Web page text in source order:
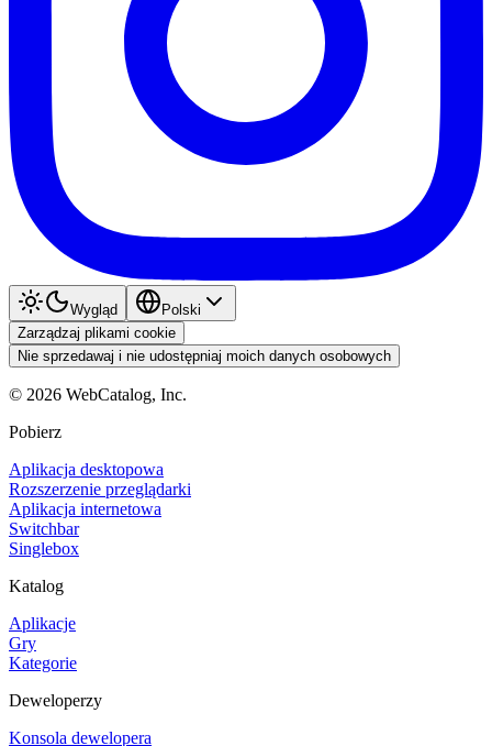
Wygląd
Polski
Zarządzaj plikami cookie
Nie sprzedawaj i nie udostępniaj moich danych osobowych
© 2026 WebCatalog, Inc.
Pobierz
Aplikacja desktopowa
Rozszerzenie przeglądarki
Aplikacja internetowa
Switchbar
Singlebox
Katalog
Aplikacje
Gry
Kategorie
Deweloperzy
Konsola dewelopera